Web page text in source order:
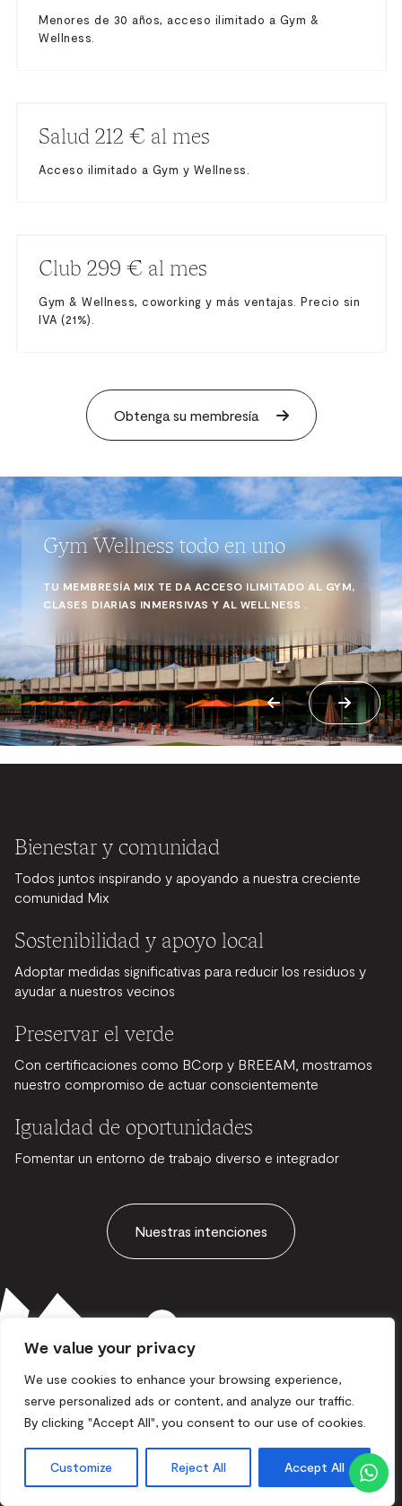
We value your privacy
We use cookies to enhance your browsing experience,
serve personalized ads or content, and analyze our traffic.
By clicking "Accept All", you consent to our use of cookies.
Customize Reject All Accept All
Menores de 30 años, acceso ilimitado a Gym &
Wellness.
Salud 212 € al mes
Acceso ilimitado a Gym y Wellness.
Club 299 € al mes
Gym & Wellness, coworking y más ventajas. Precio sin
IVA (21%).
Obtenga su membresía
Gym Wellness todo en uno
TU MEMBRESÍA MIX TE DA ACCESO ILIMITADO AL GYM,
CLASES DIARIAS INMERSIVAS Y AL WELLNESS .
Bienestar y comunidad
Todos juntos inspirando y apoyando a nuestra creciente
comunidad Mix
Sostenibilidad y apoyo local
Adoptar medidas significativas para reducir los residuos y
ayudar a nuestros vecinos
Preservar el verde
Con certificaciones como BCorp y BREEAM, mostramos
nuestro compromiso de actuar conscientemente
Igualdad de oportunidades
Fomentar un entorno de trabajo diverso e integrador
Nuestras intenciones